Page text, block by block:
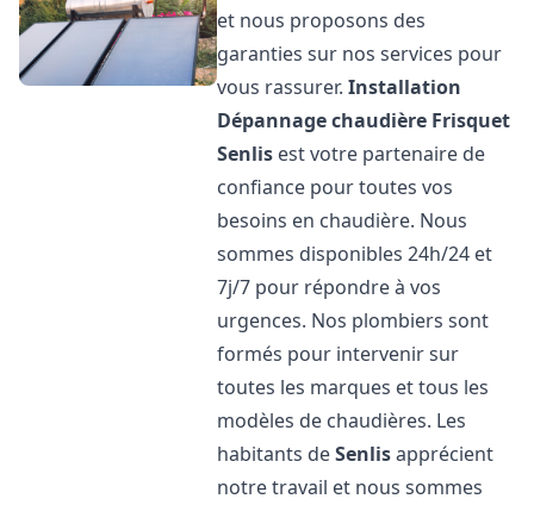
et nous proposons des
garanties sur nos services pour
vous rassurer.Installation
Dépannage chaudière Frisquet
Senlis est votre partenaire de
confiance pour toutes vos
besoins en chaudière. Nous
sommes disponibles 24h/24 et
7j/7 pour répondre à vos
urgences. Nos plombiers sont
formés pour intervenir sur
toutes les marques et tous les
modèles de chaudières. Les
habitants deSenlisapprécient
notre travail et nous sommes